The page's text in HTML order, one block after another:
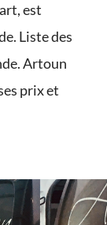
est
Liste des
Artoun
prix et